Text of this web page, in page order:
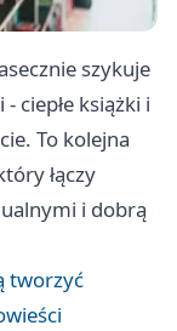
szykuje
ciepłe książki i
To kolejna
łączy
i dobrą
tworzyć